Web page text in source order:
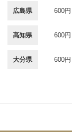
広島県 600円
高知県 600円
大分県 600円